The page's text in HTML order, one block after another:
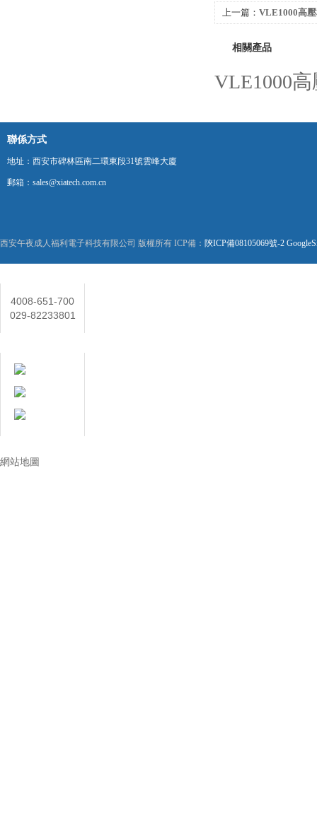
上一篇： VLE1000高
相關產品
VLE1000
聯係方式
地址：西安市碑林區南二環東段31號雲峰大廈
郵箱：sales@xiatech.com.cn
西安午夜成人福利電子科技有限公司 版權所有 ICP備： 陝ICP備08105069號-2
4008-651-700
029-82233801
網站地圖